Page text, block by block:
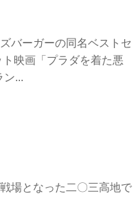
バーガーの同名ベストセ
映画「プラダを着た悪
ン...
場となった二〇三高地で